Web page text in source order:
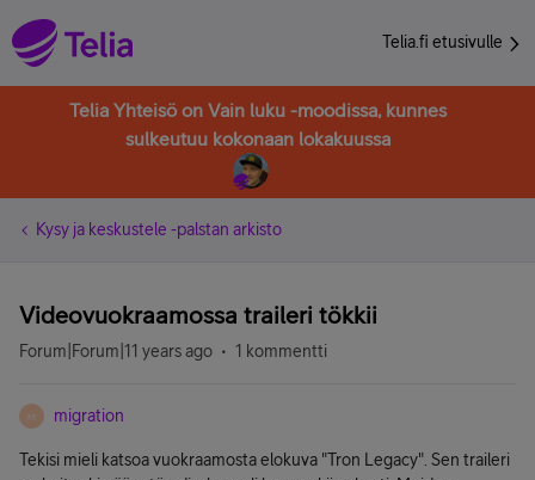
Telia.fi etusivulle
Telia Yhteisö on Vain luku -moodissa, kunnes
sulkeutuu kokonaan lokakuussa
Kysy ja keskustele -palstan arkisto
Videovuokraamossa traileri tökkii
Forum|Forum|11 years ago 1 kommentti
M migration
Tekisi mieli katsoa vuokraamosta elokuva "Tron Legacy". Sen traileri